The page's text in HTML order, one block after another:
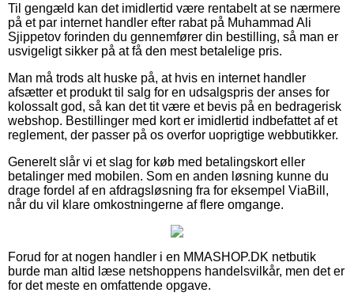
Til gengæld kan det imidlertid være rentabelt at se nærmere
på et par internet handler efter rabat på Muhammad Ali
Sjippetov forinden du gennemfører din bestilling, så man er
usvigeligt sikker på at få den mest betalelige pris.
Man må trods alt huske på, at hvis en internet handler
afsætter et produkt til salg for en udsalgspris der anses for
kolossalt god, så kan det tit være et bevis på en bedragerisk
webshop. Bestillinger med kort er imidlertid indbefattet af et
reglement, der passer på os overfor uoprigtige webbutikker.
Generelt slår vi et slag for køb med betalingskort eller
betalinger med mobilen. Som en anden løsning kunne du
drage fordel af en afdragsløsning fra for eksempel ViaBill,
når du vil klare omkostningerne af flere omgange.
Forud for at nogen handler i en MMASHOP.DK netbutik
burde man altid læse netshoppens handelsvilkår, men det er
for det meste en omfattende opgave.